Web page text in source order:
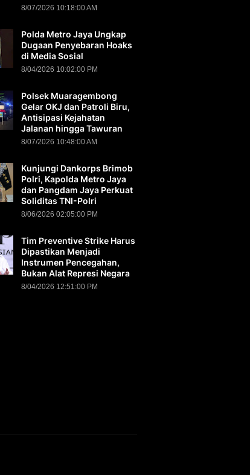
8/07/2026 10:18:00 AM
Polda Metro Jaya Ungkap
Dugaan Penyebaran Hoaks
di Media Sosial
8/04/2026 10:02:00 PM
Polsek Muaragembong
Gelar OKJ dan Patroli Biru,
Antisipasi Kejahatan
Jalanan hingga Tawuran
8/07/2026 10:48:00 AM
Kunjungi Dankorps Brimob
Polri, Kapolda Metro Jaya
dan Pangdam Jaya Perkuat
Soliditas TNI-Polri
8/06/2026 02:05:00 PM
Tim Preventive Strike Harus
Dipastikan Menjadi
Instrumen Pencegahan,
Bukan Alat Represi Negara
8/04/2026 12:51:00 PM